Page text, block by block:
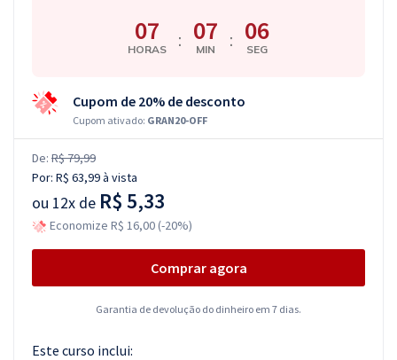
07
HORAS : 07
MIN : 05
SEG
Cupom de 20% de desconto
Cupom ativado: GRAN20-OFF
De: R$ 79,99
Por: R$ 63,99à vista
ou 12x de R$ 5,33
Economize R$ 16,00 (-20%)
Comprar agora
Garantia de devolução do dinheiro em 7 dias.
Este curso inclui: